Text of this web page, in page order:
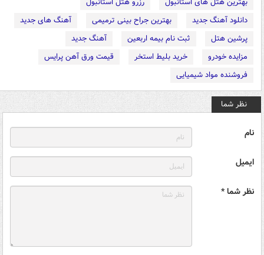
دانلود آهنگ جدید
بهترین جراح بینی ترمیمی
آهنگ های جدید
پرشین هتل
ثبت نام بیمه اربعین
آهنگ جدید
مزایده خودرو
خرید بلیط استخر
قیمت ورق آهن پرایس
فروشنده مواد شیمیایی
نظر شما
نام
ایمیل
نظر شما *